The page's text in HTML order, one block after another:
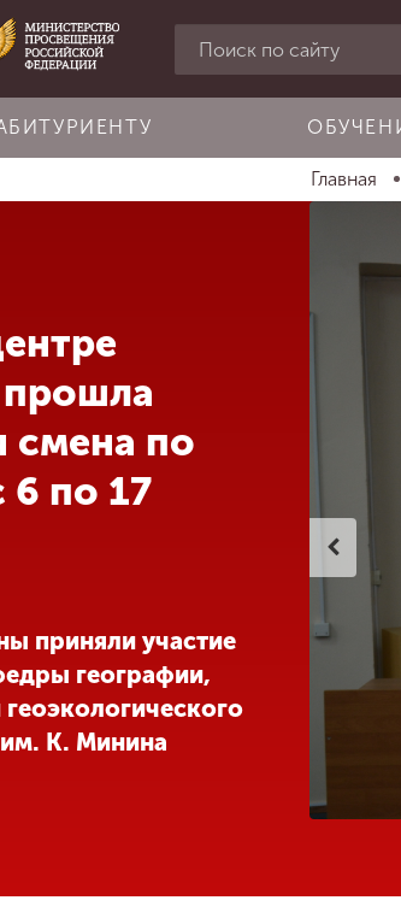
Главная
смена по
6 по 17
приняли участие
географии,
К. Минина